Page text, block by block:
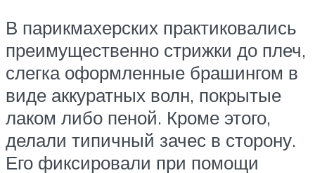
В парикмахерских практиковались
преимущественно стрижки до плеч,
слегка оформленные брашингом в
виде аккуратных волн, покрытые
лаком либо пеной. Кроме этого,
делали типичный зачес в сторону.
Его фиксировали при помощи